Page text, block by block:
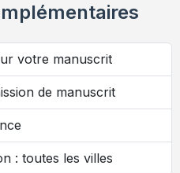
votre manuscrit
de manuscrit
: toutes les villes